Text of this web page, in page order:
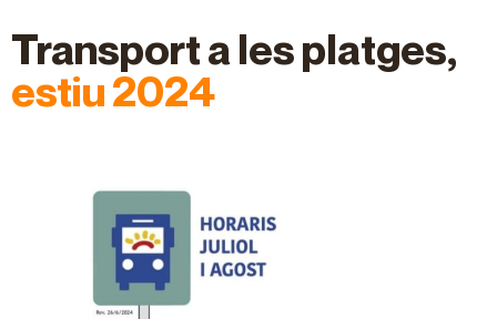
Transport a les platges,
estiu 2024